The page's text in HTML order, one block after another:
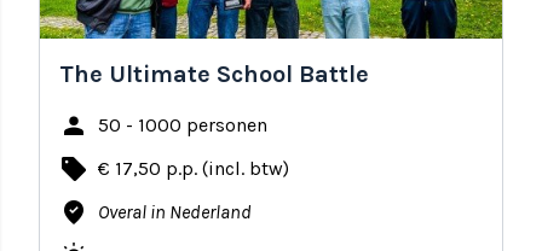
The Ultimate School Battle
person 50 - 1000 personen
local_offer € 17,50 p.p. (incl. btw)
where_to_vote Overal in Nederland